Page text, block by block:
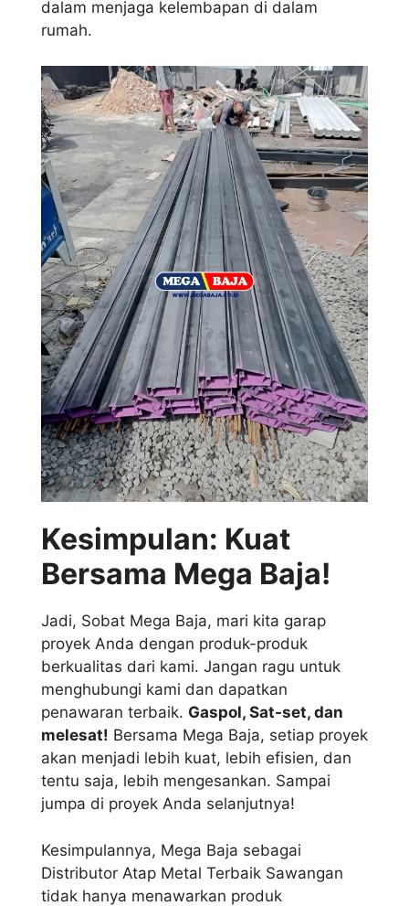
dalam menjaga kelembapan di dalam
rumah.
Kesimpulan: Kuat
Bersama Mega Baja!
Jadi, Sobat Mega Baja, mari kita garap
proyek Anda dengan produk-produk
berkualitas dari kami. Jangan ragu untuk
menghubungi kami dan dapatkan
penawaran terbaik. Gaspol, Sat-set, dan
melesat! Bersama Mega Baja, setiap proyek
akan menjadi lebih kuat, lebih efisien, dan
tentu saja, lebih mengesankan. Sampai
jumpa di proyek Anda selanjutnya!
Kesimpulannya, Mega Baja sebagai
Distributor Atap Metal Terbaik Sawangan
tidak hanya menawarkan produk